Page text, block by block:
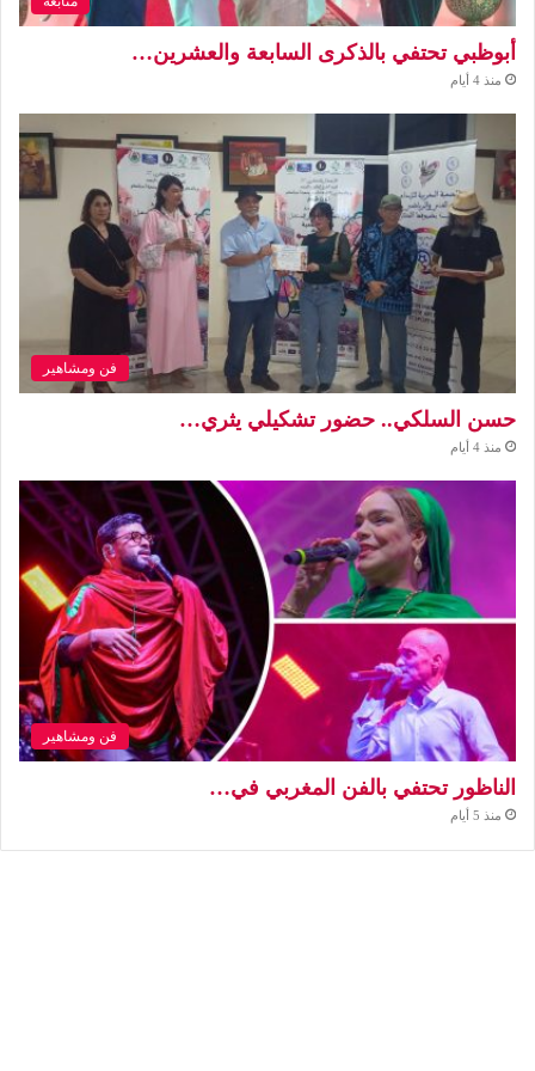
أبوظبي تحتفي بالذكرى السابعة والعشرين…
منذ 4 أيام
فن ومشاهير
حسن السلكي.. حضور تشكيلي يثري…
منذ 4 أيام
فن ومشاهير
الناظور تحتفي بالفن المغربي في…
منذ 5 أيام